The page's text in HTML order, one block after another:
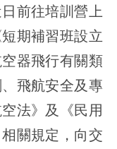
前往培訓營上
期補習班設立
器飛行有關類
飛航安全及專
法》及《民用
關規定，向交